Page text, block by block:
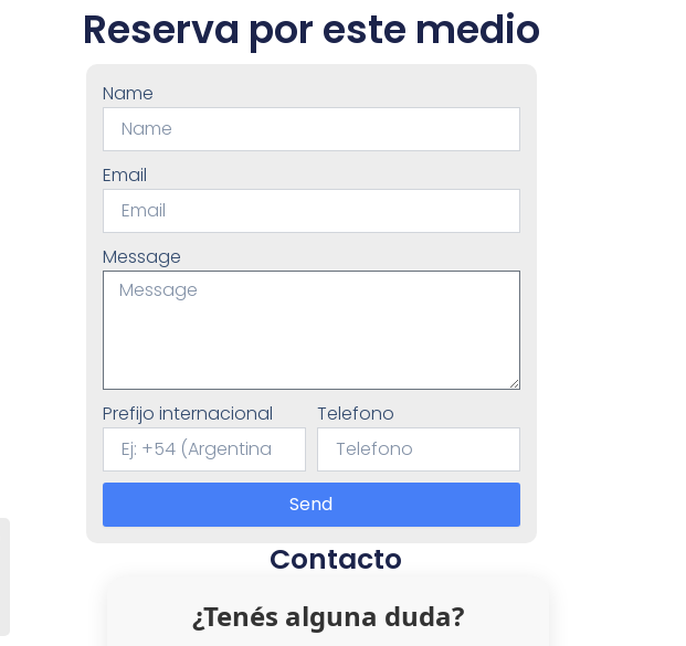
Reserva por este medio
Name
Email
Message
Prefijo internacional Telefono
Send
Contacto
¿Tenés alguna duda?